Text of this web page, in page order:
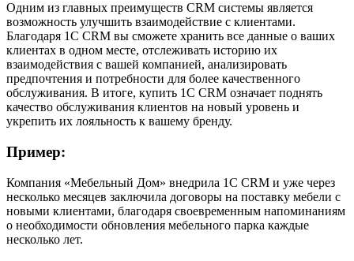
Одним из главных преимуществ CRM системы является
возможность улучшить взаимодействие с клиентами.
Благодаря 1С CRM вы сможете хранить все данные о ваших
клиентах в одном месте, отслеживать историю их
взаимодействия с вашей компанией, анализировать
предпочтения и потребности для более качественного
обслуживания. В итоге, купить 1С CRM означает поднять
качество обслуживания клиентов на новый уровень и
укрепить их лояльность к вашему бренду.
Пример:
Компания «Мебельный Дом» внедрила 1С CRM и уже через
несколько месяцев заключила договоры на поставку мебели с
новыми клиентами, благодаря своевременным напоминаниям
о необходимости обновления мебельного парка каждые
несколько лет.